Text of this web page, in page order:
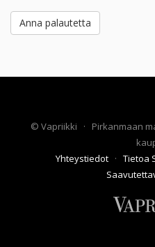
Anna palautetta
© Vapriikki · Pirkanmaan
Yhteystiedot · Tietoa